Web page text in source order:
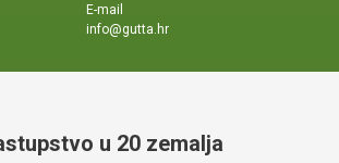
E-mail
info@gutta.hr
u 20 zemalja